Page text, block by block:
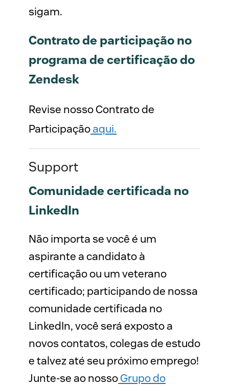
sigam.
Contrato de participação no
programa de certificação do
Zendesk
Revise nosso Contrato de
Participaçãoaqui.
Support
Comunidade certificada no
LinkedIn
Não importa se você é um
aspirante a candidato à
certificação ou um veterano
certificado; participando de nossa
comunidade certificada no
LinkedIn, você será exposto a
novos contatos, colegas de estudo
e talvez até seu próximo emprego!
Junte-se ao nossoGrupo do